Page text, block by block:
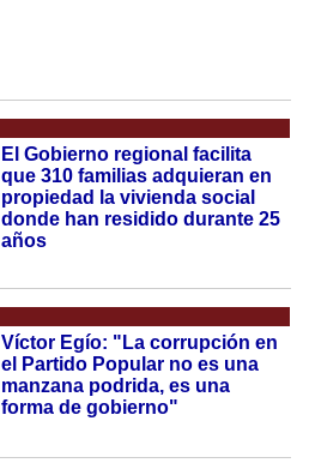
El Gobierno regional facilita
que 310 familias adquieran en
propiedad la vivienda social
donde han residido durante 25
años
Víctor Egío: "La corrupción en
el Partido Popular no es una
manzana podrida, es una
forma de gobierno"